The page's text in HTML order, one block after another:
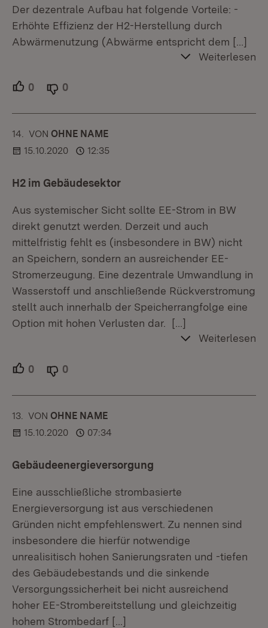
Der dezentrale Aufbau hat folgende Vorteile: -
Erhöhte Effizienz der H2-Herstellung durch
Abwärmenutzung (Abwärme entspricht dem […]
Weiterlesen
0 Unterstützer.
0
14. KOMMENTAR
VON :OHNE NAME
15.10.2020
12:35
H2 im Gebäudesektor
Aus systemischer Sicht sollte EE-Strom in BW
direkt genutzt werden. Derzeit und auch
mittelfristig fehlt es (insbesondere in BW) nicht
an Speichern, sondern an ausreichender EE-
Stromerzeugung. Eine dezentrale Umwandlung in
Wasserstoff und anschließende Rückverstromung
stellt auch innerhalb der Speicherrangfolge eine
Option mit hohen Verlusten dar.
[…]
Weiterlesen
0 Unterstützer.
0
13. KOMMENTAR
VON :OHNE NAME
15.10.2020
07:34
Gebäudeenergieversorgung
Eine ausschließliche strombasierte
Energieversorgung ist aus verschiedenen
Gründen nicht empfehlenswert. Zu nennen sind
insbesondere die hierfür notwendige
unrealisitisch hohen Sanierungsraten und -tiefen
des Gebäudebestands und die sinkende
Versorgungssicherheit bei nicht ausreichend
hoher EE-Strombereitstellung und gleichzeitig
hohem Strombedarf […]